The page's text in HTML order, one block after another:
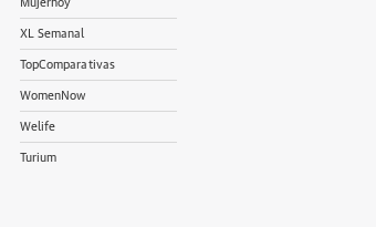
Mujerhoy
XL Semanal
TopComparativas
WomenNow
Welife
Turium